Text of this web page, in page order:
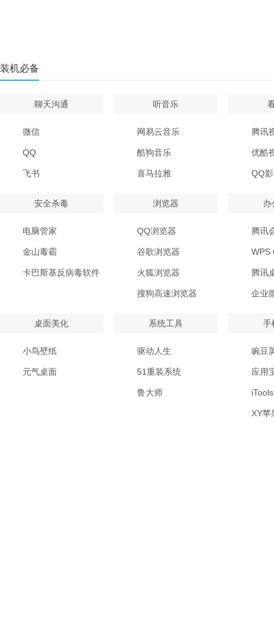
装机必备
聊天沟通
微信
QQ
飞书
听音乐
网易云音乐
酷狗音乐
喜马拉雅
腾讯
优酷
QQ
安全杀毒
电脑管家
金山毒霸
卡巴斯基反病毒软件
浏览器
QQ浏览器
谷歌浏览器
火狐浏览器
搜狗高速浏览器
办
腾讯
WPS
腾讯
企业
桌面美化
小鸟壁纸
元气桌面
系统工具
驱动人生
51重装系统
鲁大师
手
豌豆
应用
iTools
XY苹